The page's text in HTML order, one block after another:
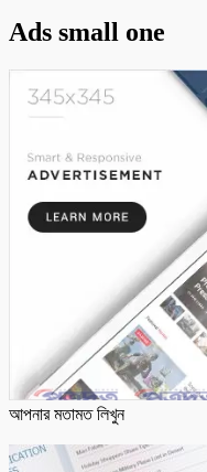
Ads small one
আপনার মতামত লিখুন